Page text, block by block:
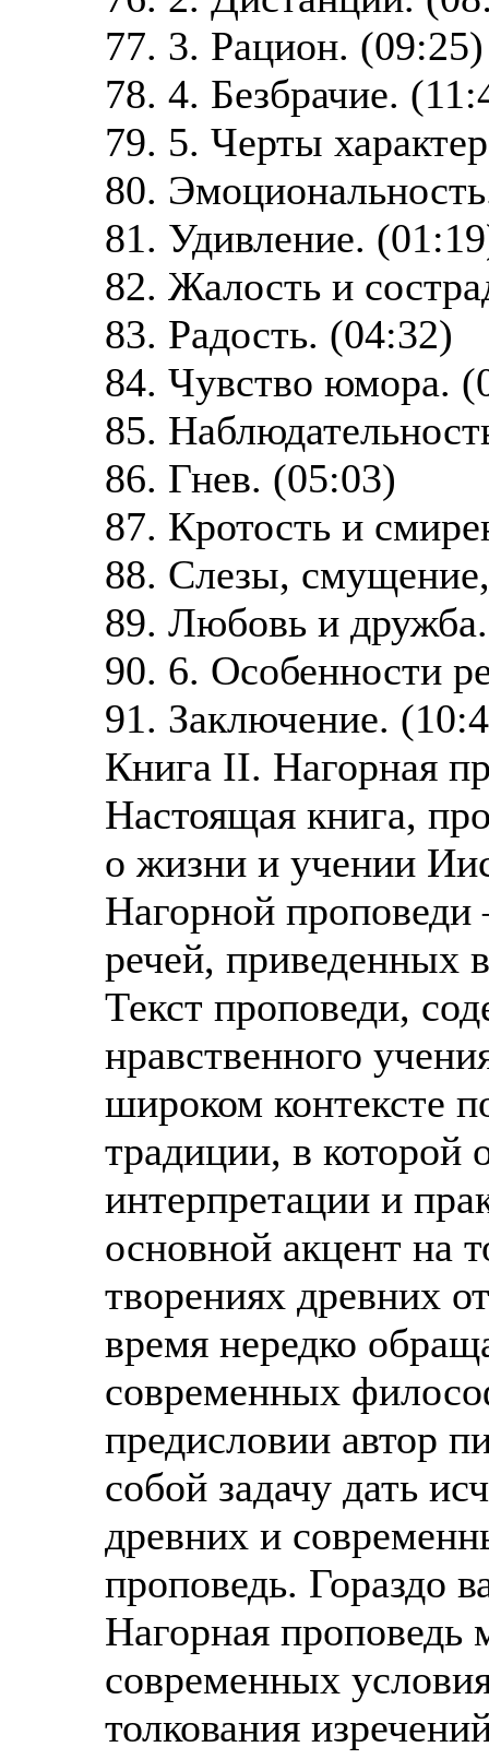
77. 3. Рацион. (09:25)
78. 4. Безбрачие.
79. 5. Черты
80.
81. Удивление.
82. Жалость и
83. Радость. (04:32)
84. Чувство юмора.
85.
86. Гнев. (05:03)
87. Кротость и
88. Слезы,
89. Любовь и
90. 6. Особенности
91. Заключение.
Книга II. Нагорная
Настоящая книга,
о жизни и учении
Нагорной
речей, приведенных
Текст проповеди,
нравственного
широком контексте
традиции, в которой
интерпретации и
основной акцент на
творениях древних
время нередко
современных
предисловии автор
собой задачу дать
древних и
проповедь. Гораздо
Нагорная проповедь
современных
толкования